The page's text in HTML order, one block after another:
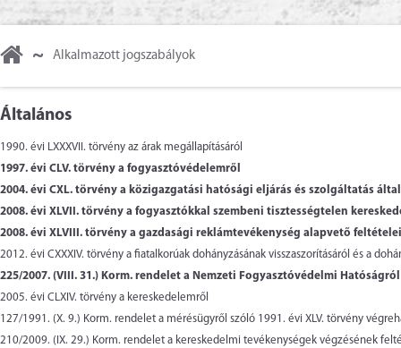
~ Alkalmazott jogszabályok
Általános
1990. évi LXXXVII. törvény az árak megállapításáról
1997. évi CLV. törvény a fogyasztóvédelemről
2004. évi CXL. törvény a közigazgatási hatósági eljárás és szolgáltatás
2008. évi XLVII. törvény a fogyasztókkal szembeni tisztességtelen
2008. évi XLVIII. törvény a gazdasági reklámtevékenység alapvető
2012. évi CXXXIV. törvény a fiatalkorúak dohányzásának visszaszorításáról és a
225/2007. (VIII. 31.) Korm. rendelet a Nemzeti Fogyasztóvédelmi Hatóságról
2005. évi CLXIV. törvény a kereskedelemről
127/1991. (X. 9.) Korm. rendelet a mérésügyről szóló 1991. évi XLV. törvény
210/2009. (IX. 29.) Korm. rendelet a kereskedelmi tevékenységek végzésének